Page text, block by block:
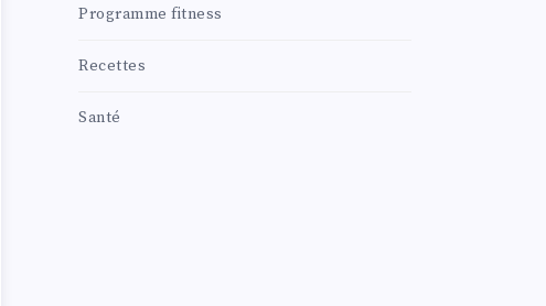
Programme fitness
Recettes
Santé